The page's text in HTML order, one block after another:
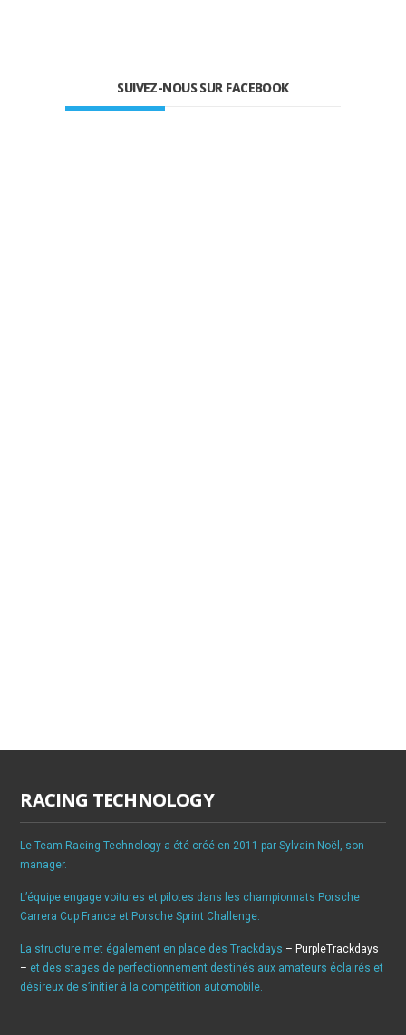
SUIVEZ-NOUS SUR FACEBOOK
RACING TECHNOLOGY
Le Team Racing Technology a été créé en 2011 par Sylvain Noël, son
manager.
L’équipe engage voitures et pilotes dans les championnats Porsche
Carrera Cup France et Porsche Sprint Challenge.
La structure met également en place des Trackdays – PurpleTrackdays
– et des stages de perfectionnement destinés aux amateurs éclairés et
désireux de s’initier à la compétition automobile.